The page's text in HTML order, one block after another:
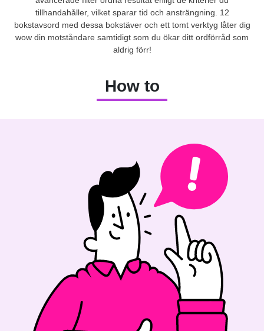
tillhandahåller, vilket sparar tid och ansträngning. 12
bokstavsord med dessa bokstäver och ett tomt verktyg låter dig
wow din motståndare samtidigt som du ökar ditt ordförråd som
aldrig förr!
How to